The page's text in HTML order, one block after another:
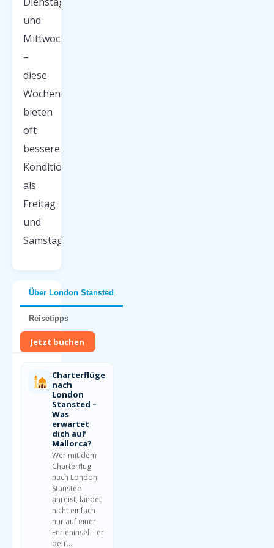
und
Mittwochs
–
diese
Wochentage
bieten
oft
bessere
Konditionen
als
Freitag
und
Samstag.
Über London Stansted
Reisetipps
Jetzt buchen
Charterflüge
nach
London
Stansted –
Was
erwartet
dich auf
Mallorca?
Wer mit dem
Charterflug
nach London
Stansted
anreist, landet
nicht einfach
nur auf einer
Ferieninsel – er
betr…